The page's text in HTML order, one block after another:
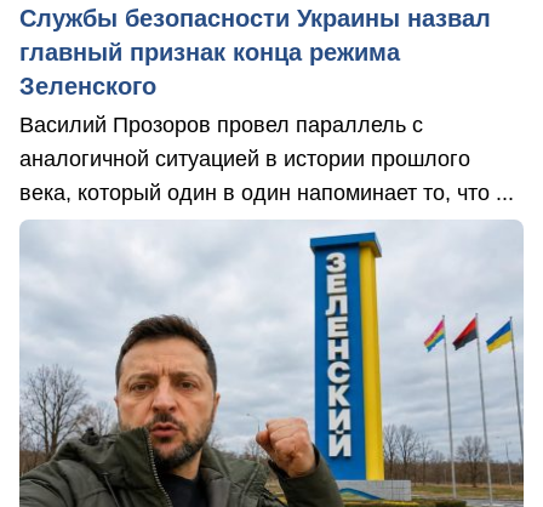
Службы безопасности Украины назвал
главный признак конца режима
Зеленского
Василий Прозоров провел параллель с
аналогичной ситуацией в истории прошлого
века, который один в один напоминает то, что ...